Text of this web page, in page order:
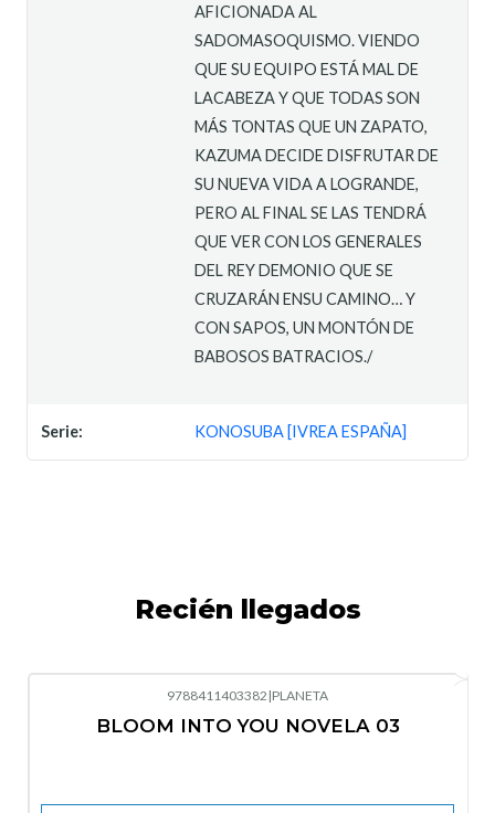
AFICIONADA AL
SADOMASOQUISMO. VIENDO
QUE SU EQUIPO ESTÁ MAL DE
LACABEZA Y QUE TODAS SON
MÁS TONTAS QUE UN ZAPATO,
KAZUMA DECIDE DISFRUTAR DE
SU NUEVA VIDA A LOGRANDE,
PERO AL FINAL SE LAS TENDRÁ
QUE VER CON LOS GENERALES
DEL REY DEMONIO QUE SE
CRUZARÁN ENSU CAMINO… Y
CON SAPOS, UN MONTÓN DE
BABOSOS BATRACIOS./
Serie: KONOSUBA [IVREA ESPAÑA]
Recién llegados
Nuevo
9788411403382 |PLANETA
BLOOM INTO YOU NOVELA 03